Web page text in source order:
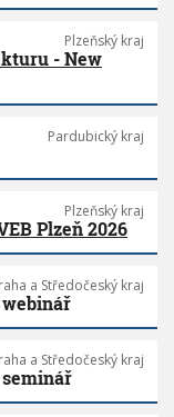
Plzeňský kraj
- New
Pardubický kraj
Plzeňský kraj
Plzeň 2026
a Středočeský kraj
webinář
a Středočeský kraj
seminář